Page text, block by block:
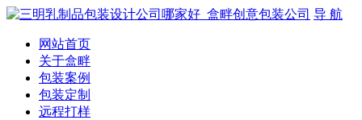
导 航
网站首页
关于盒畔
包装案例
包装定制
远程打样